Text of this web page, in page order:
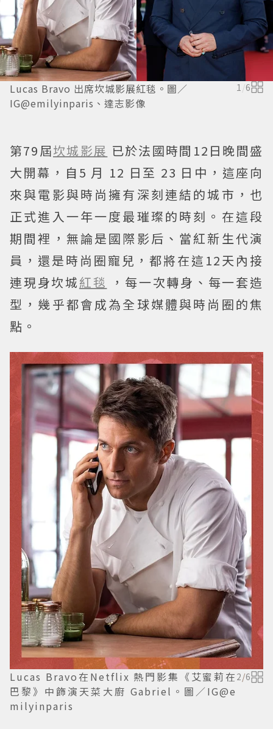
Lucas Bravo 出席坎城影展紅毯。圖／
IG@emilyinparis、達志影像
1/6
第79屆坎城影展 已於法國時間12日晚間盛
大開幕，自5 月 12 日至 23 日中，這座向
來與電影與時尚擁有深刻連結的城市，也
正式進入一年一度最璀璨的時刻。在這段
期間裡，無論是國際影后、當紅新生代演
員，還是時尚圈寵兒，都將在這12天內接
連現身坎城紅毯
，每一次轉身、每一套造
型，幾乎都會成為全球媒體與時尚圈的焦
點。
Lucas Bravo在Netflix 熱門影集《艾蜜莉在
巴黎》中飾演天菜大廚 Gabriel。圖／IG@e
milyinparis
2/6